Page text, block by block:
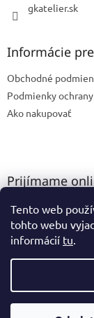
Tento web
tohto webu
informácií tu.
gkatelier.sk
Informácie
Obchodné
Podmienky
Ako nakupovať
Prijímame